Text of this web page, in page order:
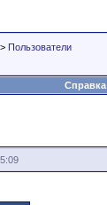
> Пользователи
Справка